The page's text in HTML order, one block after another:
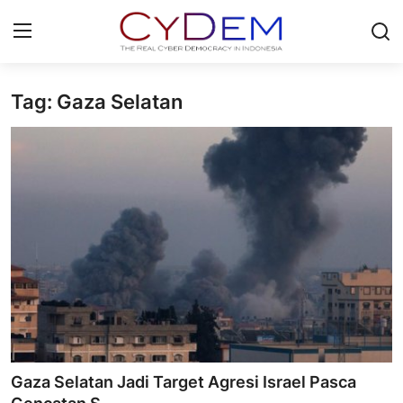
Login
Redaksi
Politik
Olahraga
Nasional
Tag: Gaza Selatan
Gaza Selatan Jadi Target Agresi Israel Pasca